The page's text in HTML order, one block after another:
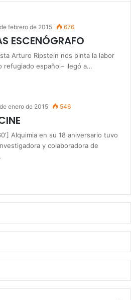
febrero de 2015 676
ESCENÓGRAFO
Arturo Ripstein nos pinta la labor
refugiado español– llegó a…
enero de 2015 546
Alquimia en su 18 aniversario tuvo
y colaboradora de